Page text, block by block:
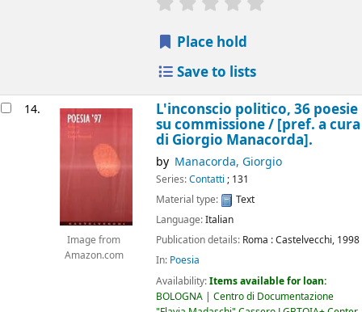
Place hold
Save to lists
14.
Image from
Amazon.com
L'inconscio politico, 36 poesie
su commissione / [pref. a cura
di Giorgio Manacorda].
by Manacorda, Giorgio
Series:Contatti ; 131
Material type:
Text
Language:Italian
Publication details: Roma :Castelvecchi, 1998
In: Poesia
Availability:Items available for loan:
BOLOGNA | Centro di Documentazione